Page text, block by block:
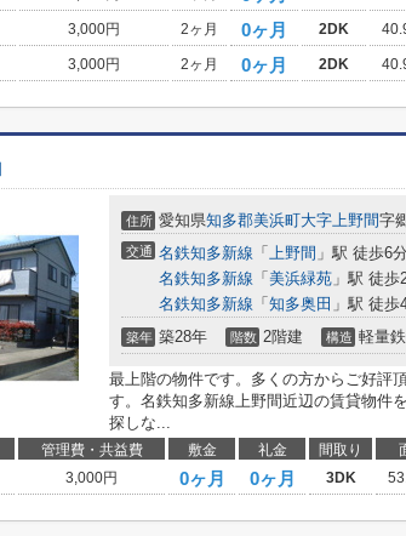
3,000円 2ヶ月 0ヶ月 2DK
3,000円 2ヶ月 0ヶ月 2DK
住所 愛知県知多郡美浜町大字上野間字
交通 名鉄知多新線 「 上野間 」駅 徒歩6分
名鉄知多新線 「 美浜緑苑 」駅 徒歩
名鉄知多新線 「 知多奥田 」駅 徒歩
築年 築28年 階数 2階建 構造 軽量
最上階の物件です。多くの方からご好
す。名鉄知多新線上野間近辺の賃貸物件
探しな...
管理費・共益費 敷金 礼金 間取り
3,000円 0ヶ月 0ヶ月 3DK